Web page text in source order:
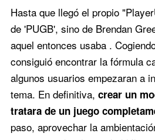
Hasta que llegó el propio
de 'PUGB', sino de Brendan
aquel entonces usaba .
consiguió encontrar la fórmula
algunos usuarios empezaran a
tema. En definitiva, crear un
tratara de un juego
paso, aprovechar la